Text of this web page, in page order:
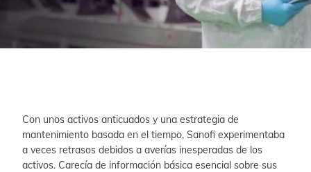
Con unos activos anticuados y una estrategia de
mantenimiento basada en el tiempo, Sanofi experimentaba
a veces retrasos debidos a averías inesperadas de los
activos. Carecía de información básica esencial sobre sus